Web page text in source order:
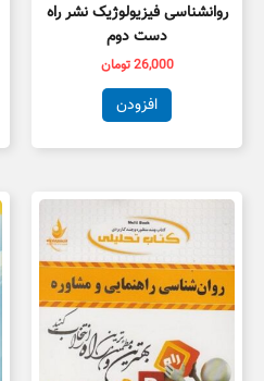
روانشناسی فیزیولوژیک نشر راه
دست دوم
26,000تومان
افزودن